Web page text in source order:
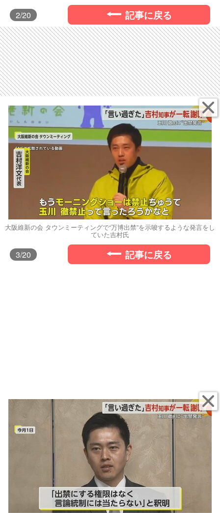
2/20 記事に戻る
大阪維新の会 タウンミーティングで“万博出禁”を示唆するような発言をし
ていた吉村氏
3/20 記事に戻る